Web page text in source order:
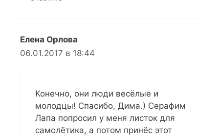
Елена Орлова
06.01.2017 в 18:44
Конечно, они люди весёлые и
молодцы! Спасибо, Дима.) Серафим
Лапа попросил у меня листок для
самолётика, а потом принёс этот